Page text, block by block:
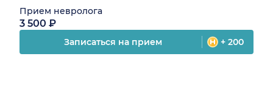
Прием невролога
3 500 ₽
Записаться на прием + 200